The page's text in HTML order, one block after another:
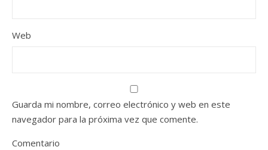
Web
Guarda mi nombre, correo electrónico y web en este
navegador para la próxima vez que comente.
Comentario